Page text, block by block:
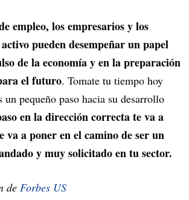
empleo, los empresarios y los
pueden desempeñar un papel
de la economía y en la preparación
el futuro. Tomate tu tiempo hoy
un pequeño paso hacia su desarrollo
en la dirección correcta te va a
va a poner en el camino de ser un
y muy solicitado en tu sector.
de Forbes US